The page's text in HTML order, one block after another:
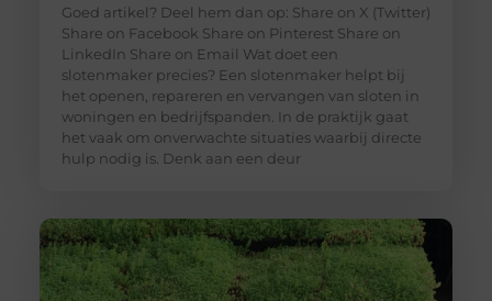
Goed artikel? Deel hem dan op: Share on X (Twitter)
Share on Facebook Share on Pinterest Share on
LinkedIn Share on Email Wat doet een
slotenmaker precies? Een slotenmaker helpt bij
het openen, repareren en vervangen van sloten in
woningen en bedrijfspanden. In de praktijk gaat
het vaak om onverwachte situaties waarbij directe
hulp nodig is. Denk aan een deur